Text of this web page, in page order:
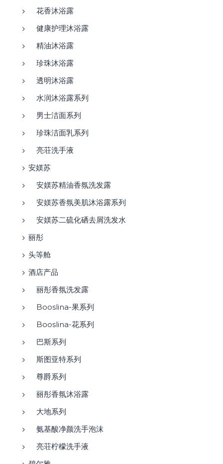
花香沐浴露
健康护理沐浴露
精油沐浴露
珍珠沐浴露
透明沐浴露
水润沐浴露系列
男士洁面系列
珍珠洁面乳系列
亮荘洗手液
安媄苏
安媄苏精油香氛洗发露
安媄苏香氛美肌沐浴露系列
安媄苏二硫化硒去屑洗发水
丽彤
头等舱
酒店产品
丽彤香氛洗发露
Booslina-果系列
Booslina-花系列
巴斯系列
斯图亚特系列
尊爵系列
丽彤香氛沐浴露
大地系列
氨基酸净颜洗手泡沫
亮荘柠檬洗手液